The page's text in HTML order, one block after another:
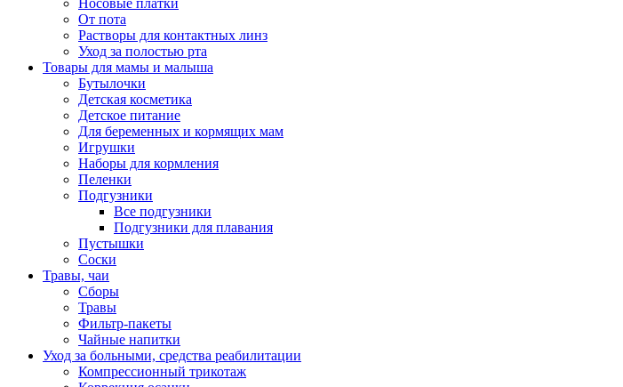
Носовые платки
От пота
Растворы для контактных линз
Уход за полостью рта
Товары для мамы и малыша
Бутылочки
Детская косметика
Детское питание
Для беременных и кормящих мам
Игрушки
Наборы для кормления
Пеленки
Подгузники
Все подгузники
Подгузники для плавания
Пустышки
Соски
Травы, чаи
Сборы
Травы
Фильтр-пакеты
Чайные напитки
Уход за больными, средства реабилитации
Компрессионный трикотаж